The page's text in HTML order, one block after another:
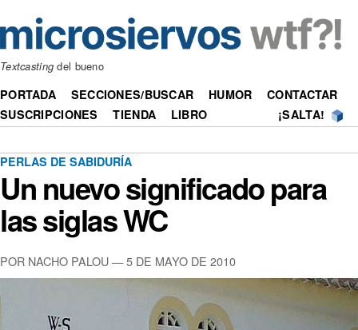
Textcasting del bueno
PORTADA SECCIONES/BUSCAR HUMOR
CONTACTAR
SUSCRIPCIONES
TIENDA LIBRO ¡SALTA!
PERLAS DE SABIDURÍA
Un nuevo significado para
las siglas WC
POR NACHO PALOU —5 DE MAYO DE 2010